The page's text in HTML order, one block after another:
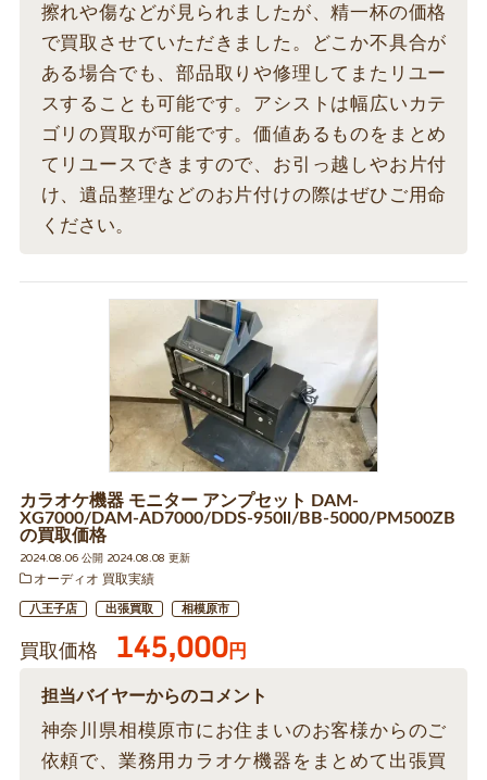
擦れや傷などが見られましたが、精一杯の価格
で買取させていただきました。どこか不具合が
ある場合でも、部品取りや修理してまたリユー
スすることも可能です。アシストは幅広いカテ
ゴリの買取が可能です。価値あるものをまとめ
てリユースできますので、お引っ越しやお片付
け、遺品整理などのお片付けの際はぜひご用命
ください。
カラオケ機器 モニター アンプセット DAM-
XG7000/DAM-AD7000/DDS-950ll/BB-5000/PM500ZB
の買取価格
2024.08.06 公開 2024.08.08 更新
オーディオ 買取実績
八王子店 出張買取 相模原市
買取価格 145,000円
担当バイヤーからのコメント
神奈川県相模原市にお住まいのお客様からのご
依頼で、業務用カラオケ機器をまとめて出張買